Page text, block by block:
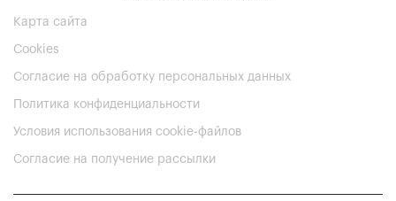
Карта сайта
Cookies
Согласие на обработку персональных данных
Политика конфиденциальности
Условия использования cookie-файлов
Согласие на получение рассылки